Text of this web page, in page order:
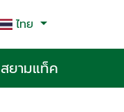
ไทย
ยามแท็ค